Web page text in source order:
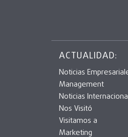
ACTUALIDAD:
Noticias
Management
Noticias
Nos Visitó
Visitamos a
Marketing